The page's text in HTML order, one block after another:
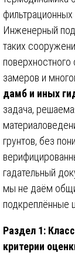
фильтрационных
Инженерный
таких
замеров и
дамб и иных
задача,
грунтов, без
гадательный
мы не даём
подкреплённые
Раздел 1:
критерии